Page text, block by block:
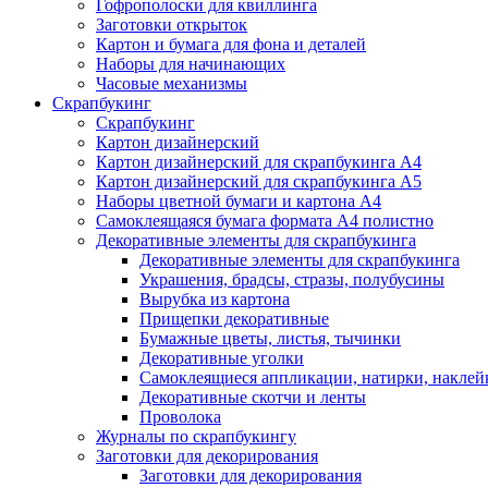
Гофрополоски для квиллинга
Заготовки открыток
Картон и бумага для фона и деталей
Наборы для начинающих
Часовые механизмы
Скрапбукинг
Скрапбукинг
Картон дизайнерский
Картон дизайнерский для скрапбукинга А4
Картон дизайнерский для скрапбукинга А5
Наборы цветной бумаги и картона А4
Самоклеящаяся бумага формата А4 полистно
Декоративные элементы для скрапбукинга
Декоративные элементы для скрапбукинга
Украшения, брадсы, стразы, полубусины
Вырубка из картона
Прищепки декоративные
Бумажные цветы, листья, тычинки
Декоративные уголки
Самоклеящиеся аппликации, натирки,
Декоративные скотчи и ленты
Проволока
Журналы по скрапбукингу
Заготовки для декорирования
Заготовки для декорирования